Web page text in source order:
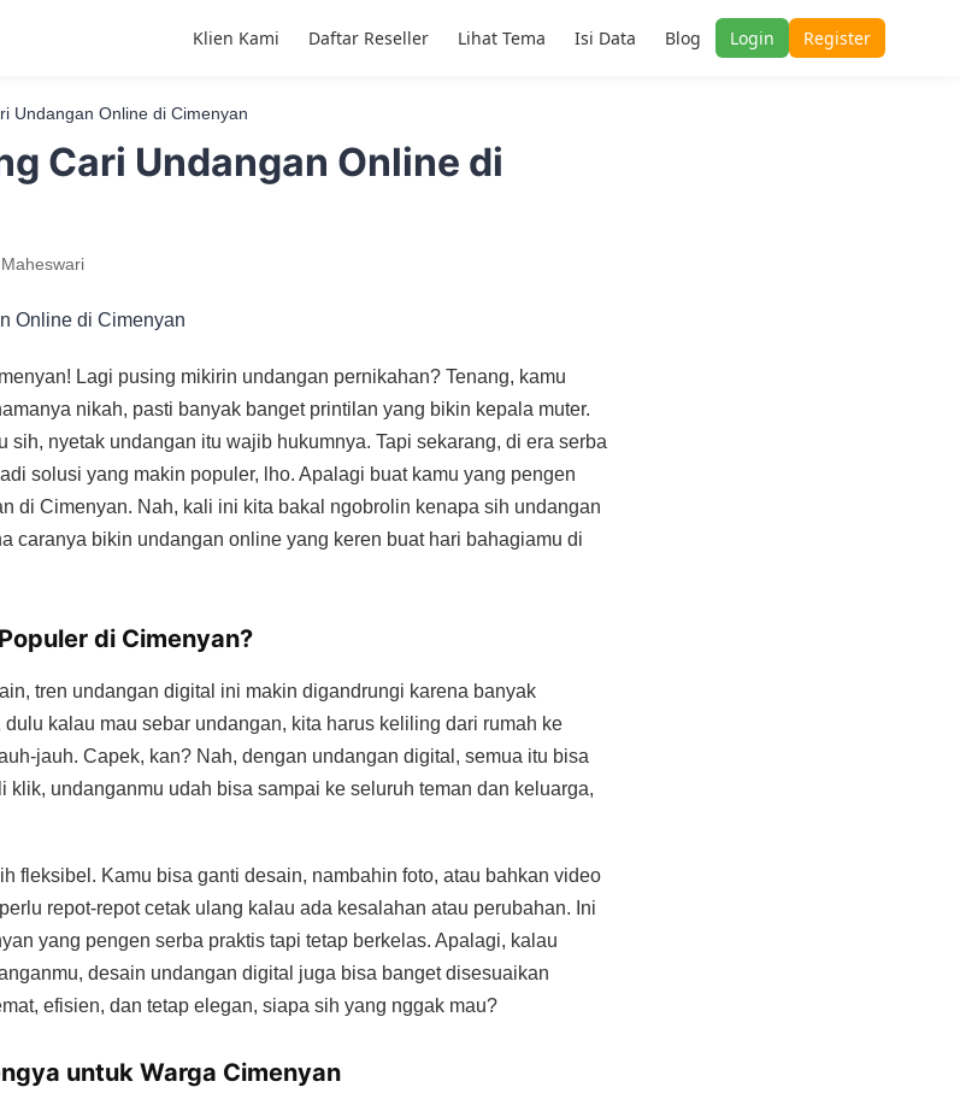
Klien Kami Daftar Reseller Lihat Tema Isi Data Blog Login Register
Undangan Online di Cimenyan
Cari Undangan Online di
Lagi pusing mikirin undangan pernikahan? Tenang, kamu
nikah, pasti banyak banget printilan yang bikin kepala muter.
sih, nyetak undangan itu wajib hukumnya. Tapi sekarang, di era serba
solusi yang makin populer, lho. Apalagi buat kamu yang pengen
di Cimenyan. Nah, kali ini kita bakal ngobrolin kenapa sih undangan
caranya bikin undangan online yang keren buat hari bahagiamu di
di Cimenyan?
tren undangan digital ini makin digandrungi karena banyak
kalau mau sebar undangan, kita harus keliling dari rumah ke
jauh. Capek, kan? Nah, dengan undangan digital, semua itu bisa
undanganmu udah bisa sampai ke seluruh teman dan keluarga,
fleksibel. Kamu bisa ganti desain, nambahin foto, atau bahkan video
repot-repot cetak ulang kalau ada kesalahan atau perubahan. Ini
yang pengen serba praktis tapi tetap berkelas. Apalagi, kalau
desain undangan digital juga bisa banget disesuaikan
efisien, dan tetap elegan, siapa sih yang nggak mau?
untuk Warga Cimenyan